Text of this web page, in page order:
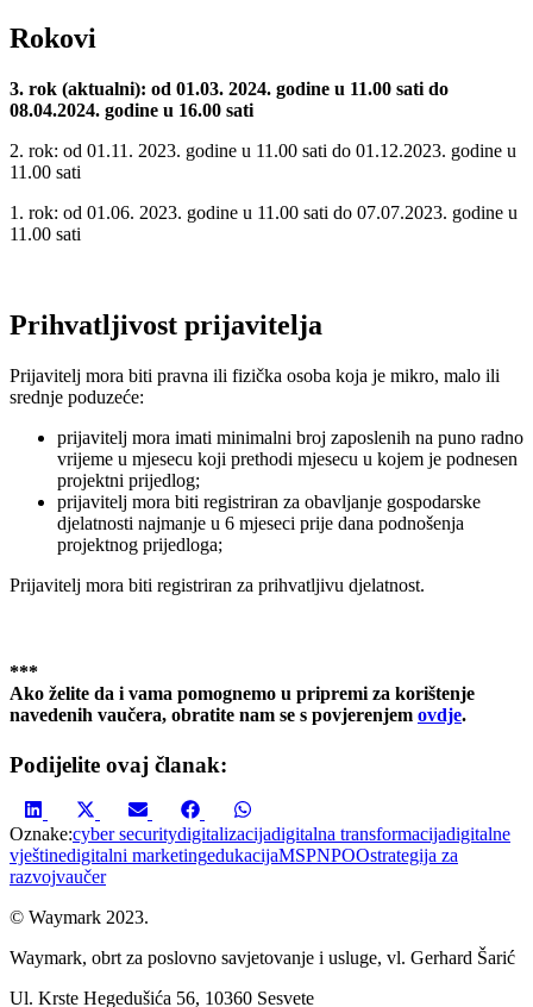
Rokovi
3. rok (aktualni): od 01.03. 2024. godine u 11.00 sati do
08.04.2024. godine u 16.00 sati
2. rok: od 01.11. 2023. godine u 11.00 sati do 01.12.2023. godine u
11.00 sati
1. rok: od 01.06. 2023. godine u 11.00 sati do 07.07.2023. godine u
11.00 sati
Prihvatljivost prijavitelja
Prijavitelj mora biti pravna ili fizička osoba koja je mikro, malo ili
srednje poduzeće:
prijavitelj mora imati minimalni broj zaposlenih na puno radno
vrijeme u mjesecu koji prethodi mjesecu u kojem je podnesen
projektni prijedlog;
prijavitelj mora biti registriran za obavljanje gospodarske
djelatnosti najmanje u 6 mjeseci prije dana podnošenja
projektnog prijedloga;
Prijavitelj mora biti registriran za prihvatljivu djelatnost.
***
Ako želite da i vama pomognemo u pripremi za korištenje
navedenih vaučera, obratite nam se s povjerenjem ovdje.
Podijelite ovaj članak:
Share
on
LinkedIn
Share
on
X
(Twitter)
Share
on
Email
Share
on
Facebook
on
WhatsApp
Oznake:cyber securitydigitalizacijadigitalna transformacijadigitalne
vještinedigitalni marketingedukacijaMSPNPOOstrategija za
razvojvaučer
© Waymark 2023.
Waymark, obrt za poslovno savjetovanje i usluge, vl. Gerhard Šarić
Ul. Krste Hegedušića 56, 10360 Sesvete